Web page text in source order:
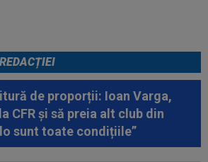
de proporții: Ioan Varga,
CFR și să preia alt club din
sunt toate condițiile”